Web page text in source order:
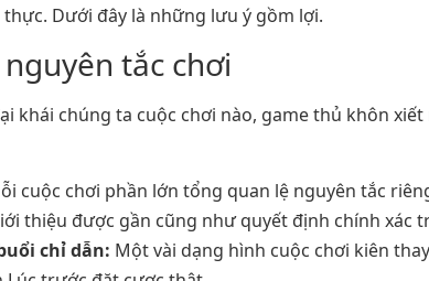
Dưới đây là những lưu ý gồm lợi.
tắc chơi
khái chúng ta cuộc chơi nào, game thủ khôn
cuộc chơi phần lớn tổng quan lệ nguyên tắc
thiệu được gần cũng như quyết định chính xác
chỉ dẫn: Một vài dạng hình cuộc chơi kiên